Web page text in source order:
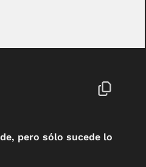
pero sólo sucede lo